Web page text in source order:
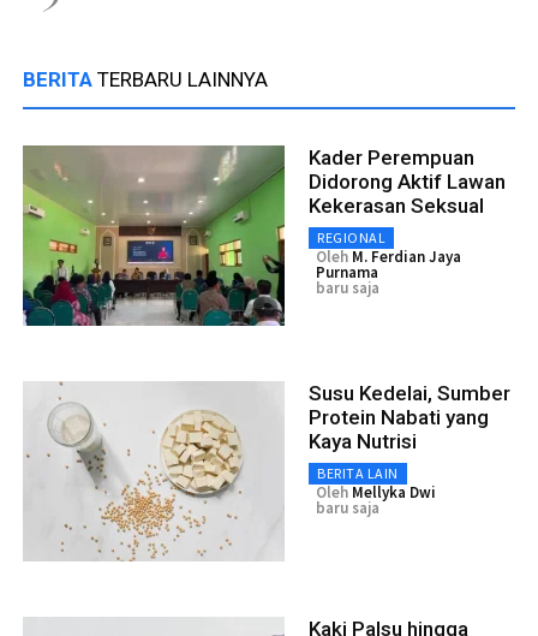
BERITA TERBARU LAINNYA
Kader Perempuan
Didorong Aktif Lawan
Kekerasan Seksual
REGIONAL
Oleh M. Ferdian Jaya
Purnama
baru saja
Susu Kedelai, Sumber
Protein Nabati yang
Kaya Nutrisi
BERITA LAIN
Oleh Mellyka Dwi
baru saja
Kaki Palsu hingga